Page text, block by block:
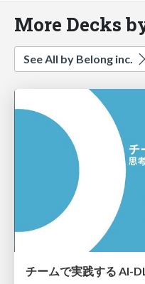
More Decks
See All by Belong inc.